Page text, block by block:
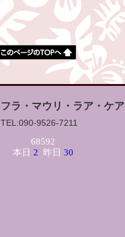
フラ・マウリ・ラア・ケア
TEL:090-9526-7211